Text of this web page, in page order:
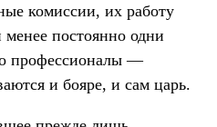
комиссии, их работу
постоянно одни
профессионалы —
и бояре, и сам царь.